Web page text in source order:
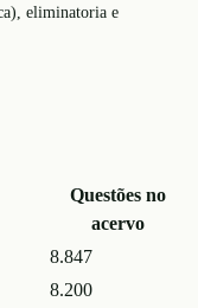
eliminatoria e
Questões no
acervo
8.847
8.200